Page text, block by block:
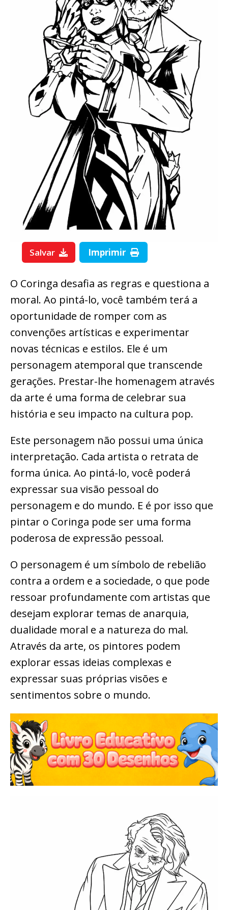
Salvar Imprimir
O Coringa desafia as regras e questiona a
moral. Ao pintá-lo, você também terá a
oportunidade de romper com as
convenções artísticas e experimentar
novas técnicas e estilos. Ele é um
personagem atemporal que transcende
gerações. Prestar-lhe homenagem através
da arte é uma forma de celebrar sua
história e seu impacto na cultura pop.
Este personagem não possui uma única
interpretação. Cada artista o retrata de
forma única. Ao pintá-lo, você poderá
expressar sua visão pessoal do
personagem e do mundo. E é por isso que
pintar o Coringa pode ser uma forma
poderosa de expressão pessoal.
O personagem é um símbolo de rebelião
contra a ordem e a sociedade, o que pode
ressoar profundamente com artistas que
desejam explorar temas de anarquia,
dualidade moral e a natureza do mal.
Através da arte, os pintores podem
explorar essas ideias complexas e
expressar suas próprias visões e
sentimentos sobre o mundo.